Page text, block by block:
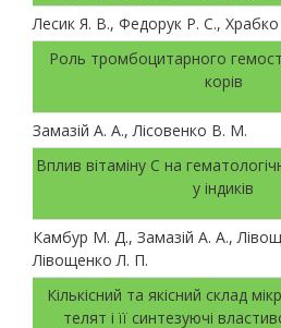
Лесик Я. В., Федорук Р. С., Храбко
Роль тромбоцитарного
корів
Замазій А. А., Лісовенко В. М.
Вплив вітаміну С на
у індиків
Камбур М. Д., Замазій А. А.,
Лівощенко Л. П.
Кількісний та якісний склад
телят і її синтезуючі